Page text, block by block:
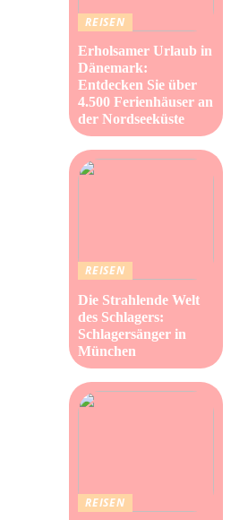
REISEN
Erholsamer Urlaub in
Dänemark:
Entdecken Sie über
4.500 Ferienhäuser an
der Nordseeküste
REISEN
Die Strahlende Welt
des Schlagers:
Schlagersänger in
München
REISEN